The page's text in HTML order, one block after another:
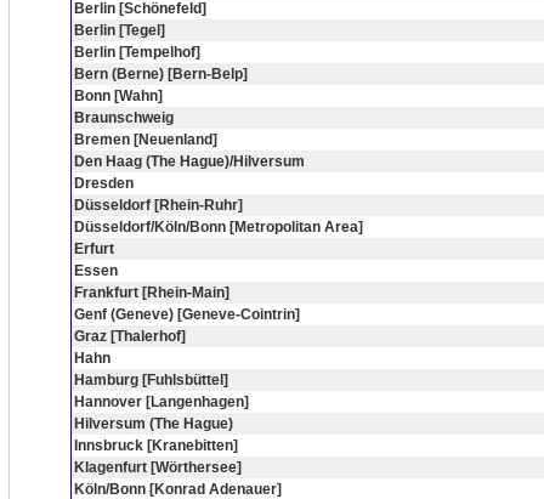
Berlin [Schönefeld]
Berlin [Tegel]
Berlin [Tempelhof]
Bern (Berne) [Bern-Belp]
Bonn [Wahn]
Braunschweig
Bremen [Neuenland]
Den Haag (The Hague)/Hilversum
Dresden
Düsseldorf [Rhein-Ruhr]
Düsseldorf/Köln/Bonn [Metropolitan Area]
Erfurt
Essen
Frankfurt [Rhein-Main]
Genf (Geneve) [Geneve-Cointrin]
Graz [Thalerhof]
Hahn
Hamburg [Fuhlsbüttel]
Hannover [Langenhagen]
Hilversum (The Hague)
Innsbruck [Kranebitten]
Klagenfurt [Wörthersee]
Köln/Bonn [Konrad Adenauer]